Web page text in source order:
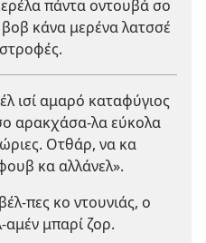
πάντα οντουβά σο
κάνα μερένα λατσσέ
ισί αμαρό καταφύγιος
αρακχάσα-λα εύκολα
Οτθάρ, να κα
κα αλλάνελ».
πες κο ντουνιάς, ο
αμέν μπαρί ζορ.